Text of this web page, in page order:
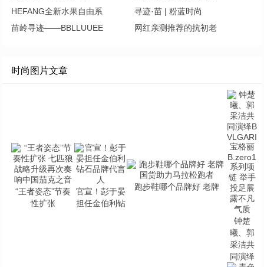
HEFANG全新水果自由系
寻迹·苗 | 粉蓝时尚
苗岭寻迹——BBLLUUEE
网红亲测推荐的抗初老
时尚图片文章
“王者姿态”节奏
性扩张
官宣！彭于晏
担任金伯利钻
跑步鞋哪个品牌好 老牌
钟楚
曦、郭
采洁共
同演绎